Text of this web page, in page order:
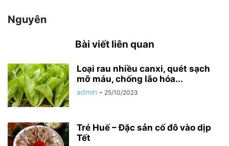
Nguyên
Bài viết liên quan
Loại rau nhiều canxi, quét sạch
mỡ máu, chống lão hóa...
admin - 25/10/2023
Tré Huế – Đặc sản cố đô vào dịp
Tết